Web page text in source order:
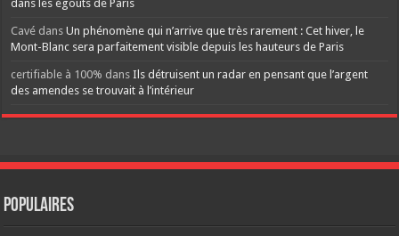
dans les égouts de Paris
Cavé dansUn phénomène qui n’arrive que très rarement : Cet hiver, le
Mont-Blanc sera parfaitement visible depuis les hauteurs de Paris
certifiable à 100% dansIls détruisent un radar en pensant que l’argent
des amendes se trouvait à l’intérieur
Populaires